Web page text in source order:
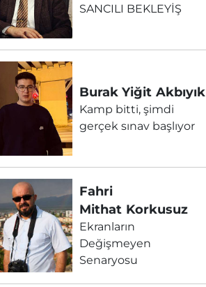
SANCILI BEKLEYİŞ
Burak Yiğit Akbıyık
Kamp bitti, şimdi
gerçek sınav başlıyor
Fahri
Mithat Korkusuz
Ekranların
Değişmeyen
Senaryosu